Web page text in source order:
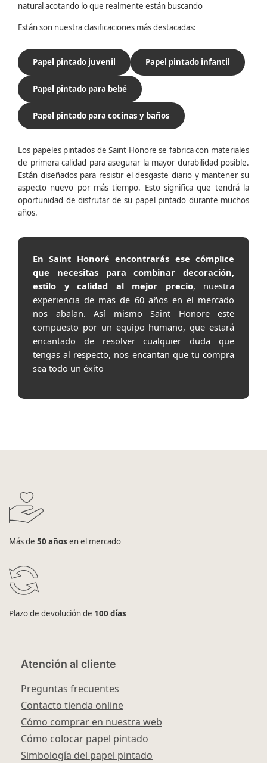
natural acotando lo que realmente están buscando
Están son nuestra clasificaciones más destacadas:
Papel pintado juvenil Papel pintado infantil
Papel pintado para bebé
Papel pintado para cocinas y baños
Los papeles pintados de Saint Honore se fabrica con materiales
de primera calidad para asegurar la mayor durabilidad posible.
Están diseñados para resistir el desgaste diario y mantener su
aspecto nuevo por más tiempo. Esto significa que tendrá la
oportunidad de disfrutar de su papel pintado durante muchos
años.
En Saint Honoré encontrarás ese cómplice
que necesitas para combinar decoración,
estilo y calidad al mejor precio, nuestra
experiencia de mas de 60 años en el mercado
nos abalan. Así mismo Saint Honore este
compuesto por un equipo humano, que estará
encantado de resolver cualquier duda que
tengas al respecto, nos encantan que tu compra
sea todo un éxito
Más de 50 años en el mercado
Plazo de devolución de 100 días
Atención al cliente
Preguntas frecuentes
Contacto tienda online
Cómo comprar en nuestra web
Cómo colocar papel pintado
Simbología del papel pintado